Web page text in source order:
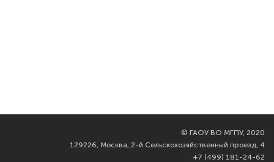
© ГАОУ ВО МГПУ, 2020
129226, Москва, 2-й Сельскохозяйственный проезд, 4
+7 (499) 181-24-62